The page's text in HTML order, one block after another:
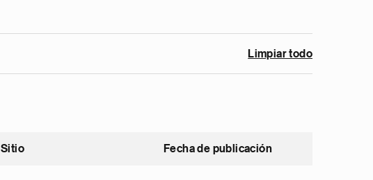
Limpiar todo
Sitio Fecha de publicación